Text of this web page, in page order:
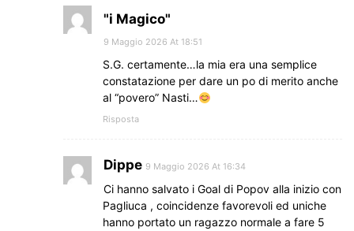
"i Magico"
9 Maggio 2026 At 18:51
S.G. certamente…la mia era una semplice
constatazione per dare un po di merito anche
al “povero” Nasti…
Risposta
Dippe 9 Maggio 2026 At 16:34
Ci hanno salvato i Goal di Popov alla inizio con
Pagliuca , coincidenze favorevoli ed uniche
hanno portato un ragazzo normale a fare 5